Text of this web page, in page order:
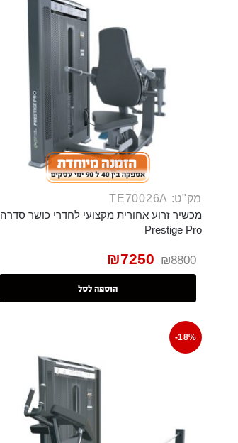
מק"ט: TE70026A
מכשיר זרוע אחורית מקצועי לחדרי כושר סדרה
Prestige Pro
₪8800
₪7250
הוספה לסל
-18%